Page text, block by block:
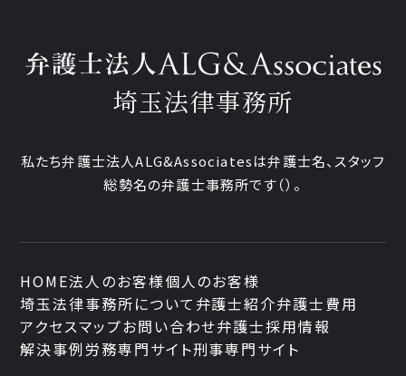
埼玉法律事務所
私たち弁護士法人ALG&Associatesは弁護士名、スタッフ
総勢名の弁護士事務所です（）。
HOME法人のお客様個人のお客様
埼玉法律事務所について 弁護士紹介弁護士費用
アクセスマップお問い合わせ弁護士採用情報
解決事例労務専門サイト刑事専門サイト